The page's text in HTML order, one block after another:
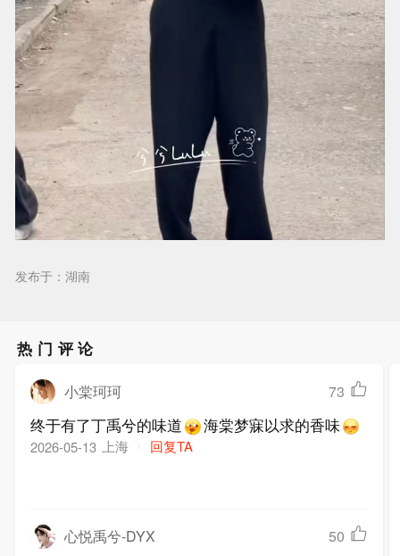
发布于：湖南
热门评论
小棠珂珂 73
终于有了丁禹兮的味道 海棠梦寐以求的香味
2026-05-13 上海 回复TA
心悦禹兮-DYX 50